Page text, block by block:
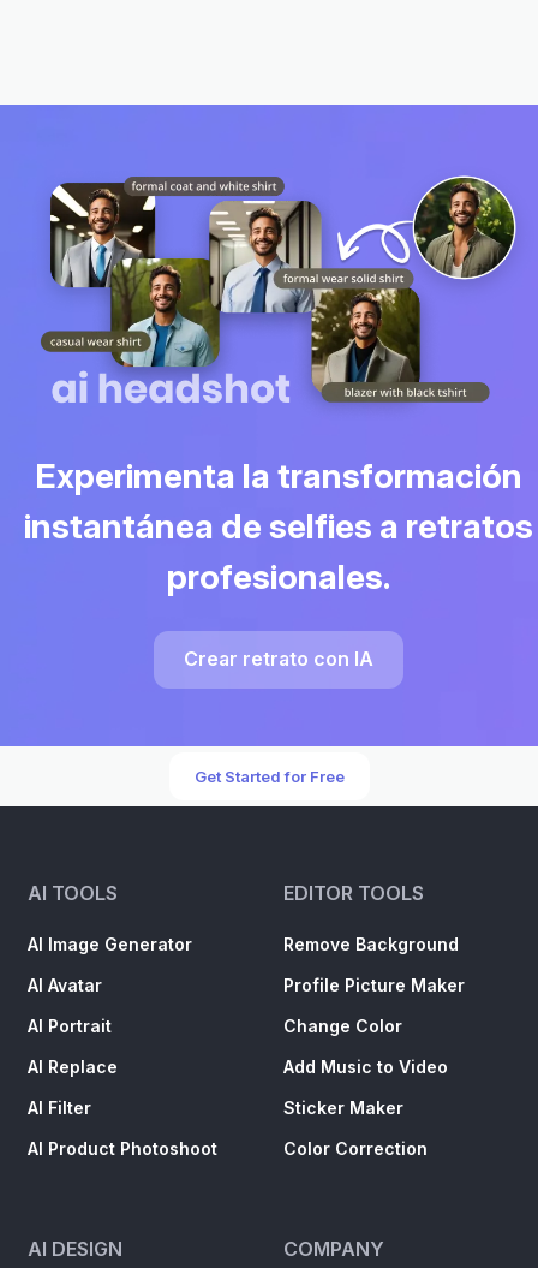
Experimenta la transformación
instantánea de selfies a retratos
profesionales.
Crear retrato con IA
Get Started for Free
AI TOOLS
AI Image Generator
AI Avatar
AI Portrait
AI Replace
AI Filter
AI Product Photoshoot
EDITOR TOOLS
Remove Background
Profile Picture Maker
Change Color
Add Music to Video
Sticker Maker
Color Correction
AI DESIGN COMPANY